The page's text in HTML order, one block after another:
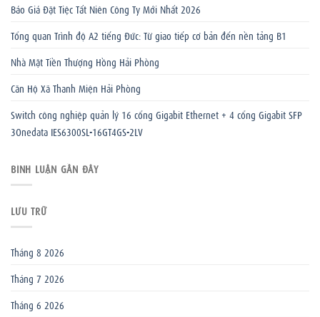
Báo Giá Đặt Tiệc Tất Niên Công Ty Mới Nhất 2026
Tổng quan Trình độ A2 tiếng Đức: Từ giao tiếp cơ bản đến nền tảng B1
Nhà Mặt Tiền Thượng Hồng Hải Phòng
Căn Hộ Xã Thanh Miện Hải Phòng
Switch công nghiệp quản lý 16 cổng Gigabit Ethernet + 4 cổng Gigabit SFP
3Onedata IES6300SL-16GT4GS-2LV
BÌNH LUẬN GẦN ĐÂY
LƯU TRỮ
Tháng 8 2026
Tháng 7 2026
Tháng 6 2026